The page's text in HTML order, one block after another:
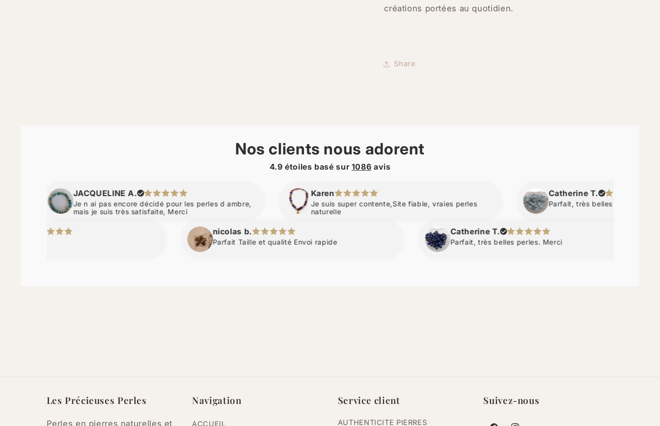
créations portées au quotidien.
Share
Nos clients nous adorent
4.9 étoiles basé sur 1086 avis
JACQUELINE A.
Je n ai pas encore décidé pour les perles d ambre,
mais je suis très satisfaite, Merci
Karen
Je suis super contente,Site fiable, vraies perles
naturelle
Catherine T.
Parfait, très belles perles. Merci
nicolas b.
Parfait Taille et qualité Envoi rapide
Catherine T.
Parfait, très belles perles. Merci
Les Précieuses Perles
Perles en pierres naturelles et
Navigation
ACCUEIL
Service client
AUTHENTICITE PIERRES
Suivez-nous